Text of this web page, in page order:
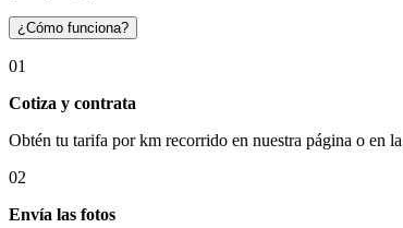
¿Cómo funciona?
01
Cotiza y contrata
Obtén tu tarifa por km recorrido en nuestra página o en
02
Envía las fotos